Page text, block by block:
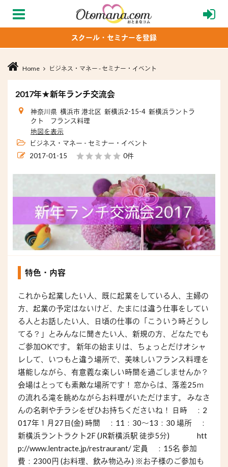
スクール・セミナーを登録
Home ビジネス・マネー - セミナー・イベント
2017年★新年ランチ交流会
神奈川県 横浜市 港北区 新横浜2-15-4 新横浜ラントラ
クト フランス料理
地図を表示
ビジネス・マネー - セミナー・イベント
2017-01-15
0件
特色・内容
これから起業したい人、既に起業をしている人、主婦の
方、起業の予定はないけど、たまには違う仕事をしてい
る人とお話したい人、日頃の仕事の「こういう時どうし
てる？」とみんなに聞きたい人、新規の方、どなたでも
ご参加OKです。 新年の始まりは、ちょっとだけオシャ
レして、いつもと違う場所で、美味しいフランス料理を
堪能しながら、有意義な楽しい時間を過ごしませんか？
会場はとっても素敵な場所です！ 窓からは、落差25ｍ
の流れる滝を眺めながらお料理がいただけます。 みなさ
んの名刺やチラシをぜひお持ちくださいね！ 日時 ：2
017年１月27日(金) 時間 ：11：30～13：30 場所 ：
新横浜ラントラクト2F (JR新横浜駅 徒歩5分) htt
p://www.lentracte.jp/restraurant/ 定員 ：15名 参加
費：2300円 (お料理、飲み物込み) ※お子様のご参加も